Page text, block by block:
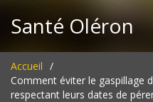
Santé Oléron
Accueil
Comment éviter le gaspillage
respectant leurs dates de